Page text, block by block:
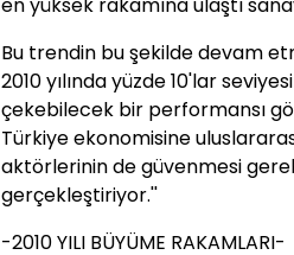
Bu trendin bu şekilde devam
2010 yılında yüzde 10'lar
çekebilecek bir performansı
Türkiye ekonomisine
aktörlerinin de güvenmesi
gerçekleştiriyor.''
-2010 YILI BÜYÜME RAKAMLARI-